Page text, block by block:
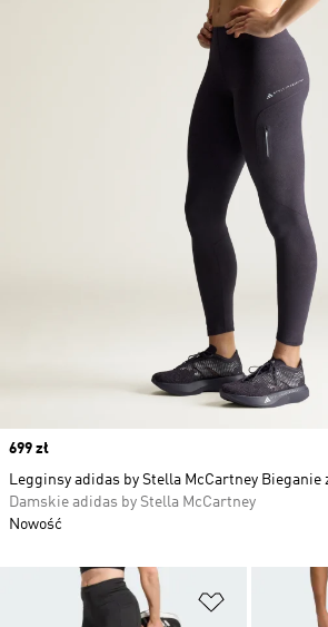
Dodaj do
Price
699 zł
Legginsy adidas by Stella McCartney Bieganie
Damskie adidas by Stella McCartney
Nowość